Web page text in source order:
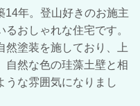
年。登山好きのお施主
おしゃれな住宅です。
然塗装を施しており、上
自然な色の珪藻土壁と相
うな雰囲気になりまし